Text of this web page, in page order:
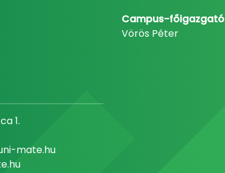
Campus-főigazgató
Vörös Péter
1.
mate.hu